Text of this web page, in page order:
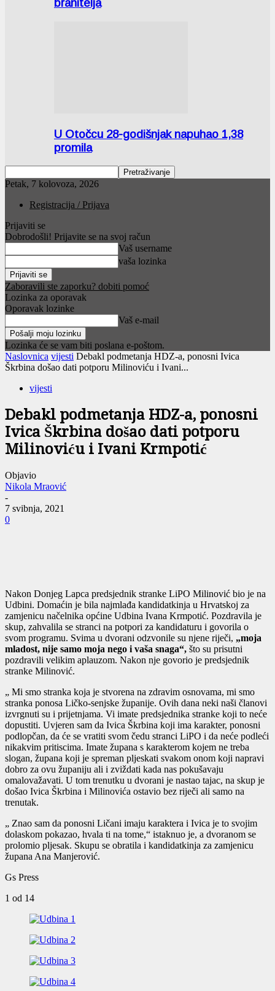
branitelja
U Otočcu 28-godišnjak napuhao 1,38
promila
Petak, 7 kolovoza, 2026
Registracija / Prijava
Prijaviti se
Dobrodošli! Prijavite se na svoj račun
Vaš username
vaša lozinka
Zaboravili ste zaporku? dobiti pomoć
Lozinka za oporavak
Oporavak lozinke
Vaš e-mail
Lozinka će se vam biti poslana e-poštom.
Naslovnica vijesti Debakl podmetanja HDZ-a, ponosni Ivica
Škrbina došao dati potporu Milinoviću i Ivani...
vijesti
Debakl podmetanja HDZ-a, ponosni
Ivica Škrbina došao dati potporu
Milinoviću i Ivani Krmpotić
Objavio
Nikola Mraović
-
7 svibnja, 2021
0
Nakon Donjeg Lapca predsjednik stranke LiPO Milinović bio je na
Udbini. Domaćin je bila najmlađa kandidatkinja u Hrvatskoj za
zamjenicu načelnika općine Udbina Ivana Krmpotić. Pozdravila je
skup, zahvalila se stranci na potpori za kandidaturu i govorila o
svom programu. Svima u dvorani odzvonile su njene riječi, „moja
mladost, nije samo moja nego i vaša snaga“, što su prisutni
pozdravili velikim aplauzom. Nakon nje govorio je predsjednik
stranke Milinović.
„ Mi smo stranka koja je stvorena na zdravim osnovama, mi smo
stranka ponosa Ličko-senjske županije. Ovih dana neki naši članovi
izvrgnuti su i prijetnjama. Vi imate predsjednika stranke koji to neće
dopustiti. Uvjeren sam da Ivica Škrbina koji ima karakter, ponosni
podlopčan, da će se vratiti svom čedu stranci LiPO i da neće podleći
nikakvim pritiscima. Imate župana s karakterom kojem ne treba
slogan, župana koji je spreman pljeskati svakom onom koji napravi
dobro za ovu županiju ali i zviždati kada nas pokušavaju
omalovažavati. U tom trenutku u dvorani je nastao tajac, na skup je
došao Ivica Škrbina i Milinovića ostavio bez riječi ali samo na
trenutak.
„ Znao sam da ponosni Ličani imaju karaktera i Ivica je to svojim
dolaskom pokazao, hvala ti na tome,“ istaknuo je, a dvoranom se
prolomio pljesak. Skupu se obratila i kandidatkinja za zamjenicu
župana Ana Manjerović.
Gs Press
1 od 14